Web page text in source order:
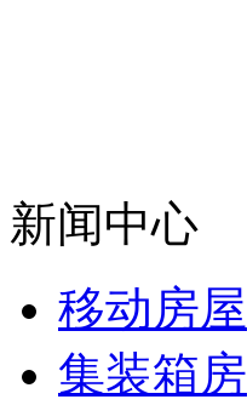
新闻中心
移动房屋
集装箱房